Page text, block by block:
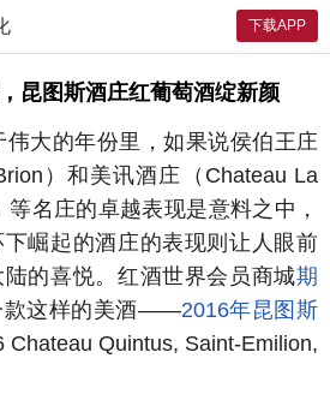
下载APP
昆图斯酒庄红葡萄酒绽新颜
大的年份里，如果说侯伯王庄
）和美讯酒庄（Chateau La
名庄的卓越表现是意料之中，
崛起的酒庄的表现则让人眼前
的喜悦。红酒世界会员商城期
款这样的美酒——2016年昆图斯
Chateau Quintus, Saint-Emilion,